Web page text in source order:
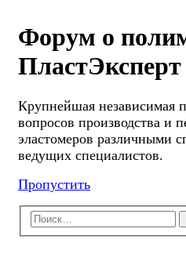
Форум о
ПластЭксперт
Крупнейшая независимая
вопросов производства и
эластомеров различными
ведущих специалистов.
Пропустить